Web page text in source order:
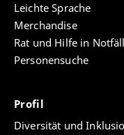
28.04.1998
Leichte Sprache
Merchandise
Rat und Hilfe in
Personensuche
Profil
Diversität und